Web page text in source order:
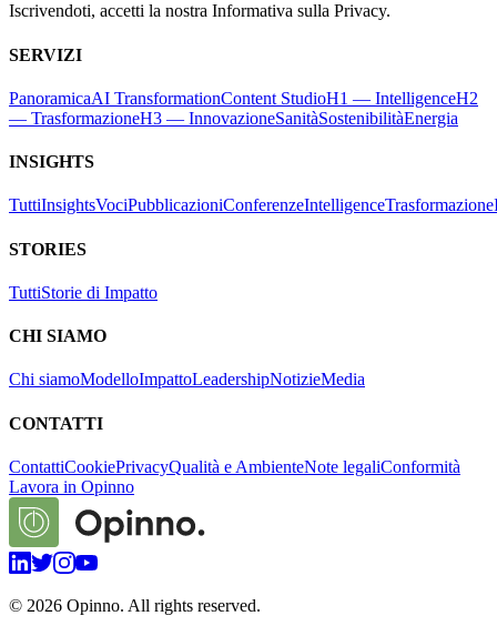
Iscrivendoti, accetti la nostra Informativa sulla Privacy.
SERVIZI
PanoramicaAI TransformationContent StudioH1 — IntelligenceH2
— TrasformazioneH3 — InnovazioneSanitàSostenibilitàEnergia
INSIGHTS
TuttiInsightsVociPubblicazioniConferenzeIntelligenceTrasformazione
STORIES
TuttiStorie di Impatto
CHI SIAMO
Chi siamoModelloImpattoLeadershipNotizieMedia
CONTATTI
ContattiCookiePrivacyQualità e AmbienteNote legaliConformità
Lavora in Opinno
© 2026 Opinno. All rights reserved.